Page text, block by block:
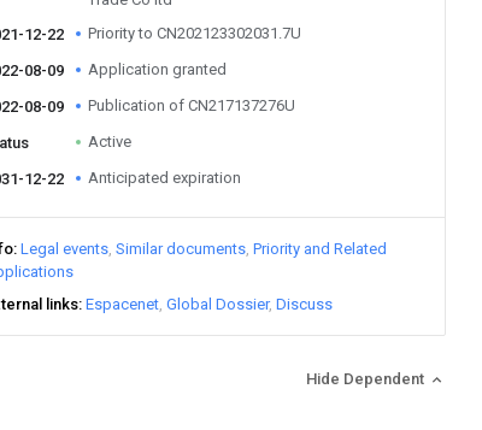
12-22
Priority to CN202123302031.7U
08-09 Application granted
08-09 Publication of CN217137276U
Active
12-22 Anticipated expiration
Legal events Similar documents Priority and Related
links Espacenet Global Dossier Discuss
Hide Dependent